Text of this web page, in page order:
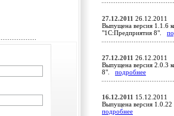
27.12.2011 26.12.2011
Выпущена версия 1.1.6
"1С:Предприятия 8".
27.12.2011 26.12.2011
Выпущена версия 2.0.3
8". подробнее
16.12.2011 15.12.2011
Выпущена версия
подробнее